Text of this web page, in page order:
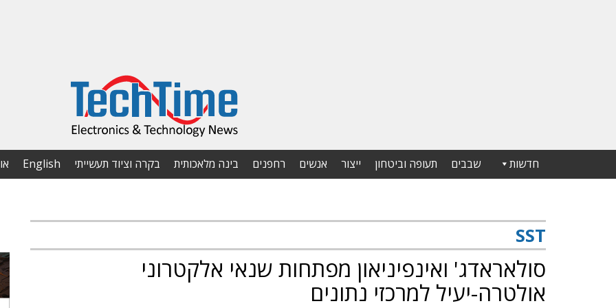
חדשות שבבים תעופה וביטחון ייצור אנשים רחפנים בינה מלאכותית בקרה וציוד תעשייתי English
SST
סולאראדג' ואינפיניאון מפתחות שנאי אלקטרוני
אולטרה-יעיל למרכזי נתונים